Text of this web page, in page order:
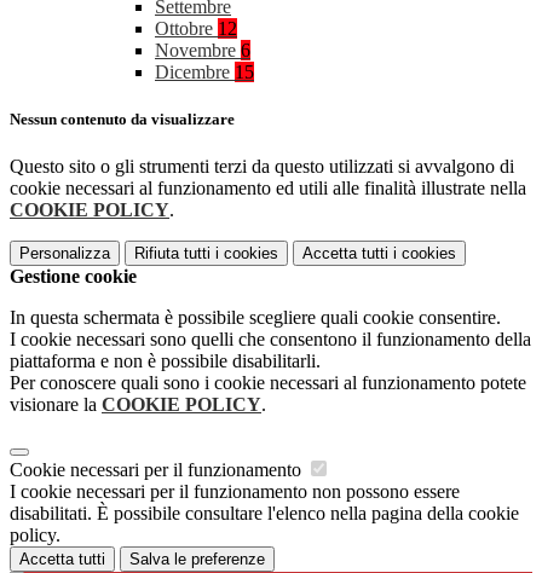
Settembre
Ottobre 12
Novembre 6
Dicembre 15
Nessun contenuto da visualizzare
Questo sito o gli strumenti terzi da questo utilizzati si avvalgono di
cookie necessari al funzionamento ed utili alle finalità illustrate nella
COOKIE POLICY.
Personalizza Rifiuta tutti i cookies Accetta tutti i cookies
Gestione cookie
In questa schermata è possibile scegliere quali cookie consentire.
I cookie necessari sono quelli che consentono il funzionamento della
piattaforma e non è possibile disabilitarli.
Per conoscere quali sono i cookie necessari al funzionamento potete
visionare la COOKIE POLICY.
Cookie necessari per il funzionamento
I cookie necessari per il funzionamento non possono essere
disabilitati. È possibile consultare l'elenco nella pagina della cookie
policy.
Accetta tutti Salva le preferenze